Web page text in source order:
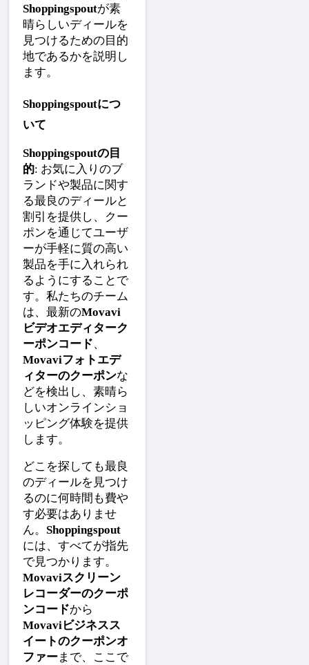
Shoppingspoutが素
晴らしいディールを
見つけるための目的
地であるかを説明し
ます。
Shoppingspoutにつ
いて
Shoppingspoutの目
的: お気に入りのブ
ランドや製品に関す
る最良のディールと
割引を提供し、クー
ポンを通じてユーザ
ーが手軽に質の高い
製品を手に入れられ
るようにすることで
す。私たちのチーム
は、最新のMovavi
ビデオエディターク
ーポンコード、
Movaviフォトエデ
ィターのクーポンな
どを検出し、素晴ら
しいオンラインショ
ッピング体験を提供
します。
どこを探しても最良
のディールを見つけ
るのに何時間も費や
す必要はありませ
ん。 Shoppingspout
には、すべてが指先
で見つかります。
Movaviスクリーン
レコーダーのクーポ
ンコードから
Movaviビジネスス
イートのクーポンオ
ファーまで、ここで